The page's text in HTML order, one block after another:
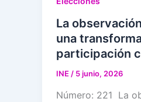
La
una
participación
INE / 5 junio, 2026
Número: 221 La